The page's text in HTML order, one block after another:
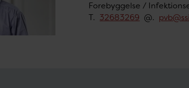
Forebyggelse /
T. 32683269 @.